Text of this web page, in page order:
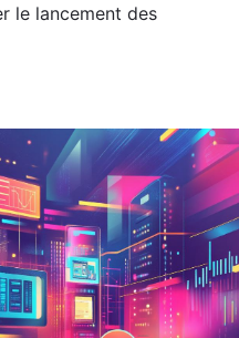
le lancement des